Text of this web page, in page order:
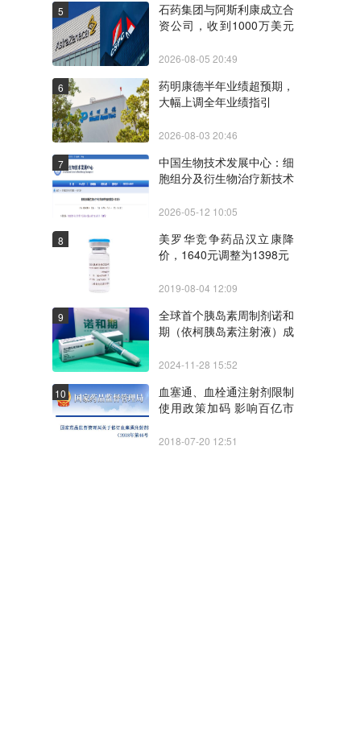
5
石药集团与阿斯利康成立合
资公司，收到1000万美元
2026-08-05 20:49
6
药明康德半年业绩超预期，
大幅上调全年业绩指引
2026-08-03 20:46
7
中国生物技术发展中心：细
胞组分及衍生物治疗新技术
版）
2026-05-12 10:05
8
美罗华竞争药品汉立康降
价，1640元调整为1398元
2019-08-04 12:09
9
全球首个胰岛素周制剂诺和
期（依柯胰岛素注射液）成
2024-11-28 15:52
10
血塞通、血栓通注射剂限制
使用政策加码 影响百亿市
2018-07-20 12:51